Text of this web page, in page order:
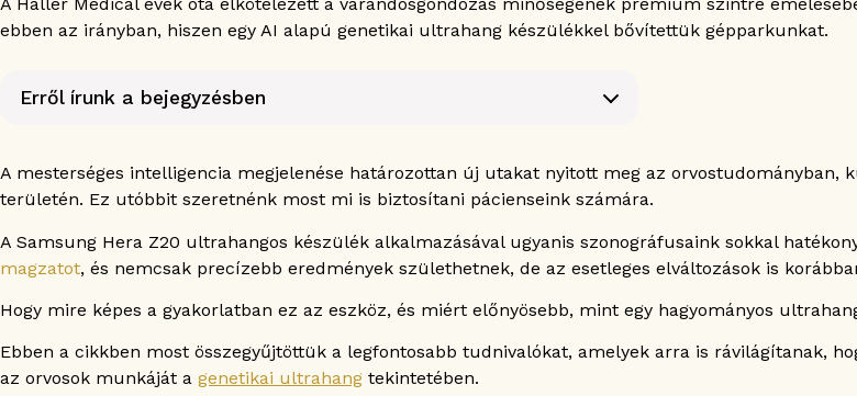
ebben az irányban, hiszen egy AI alapú genetikai ultrahang készülékkel bővítettük gépparkunkat.
Erről írunk a bejegyzésben
Az AI megtámogatja a munkafolyamatok és a diagnosztika pontosságát
Valós idejű, automatizált mérés és osztályozás
Segít a rejtett struktúrák kiemelésében
Térbeli anatómiai megjelenítés – belső struktúrák esetén is
Még a magzat arcát is rekonstruálja
Daganatos elváltozások feltárása
Mióma és endometriózis diagnózisának pontosítása
A mesterséges intelligencia megjelenése határozottan új utakat nyitott meg az orvostudományban,
területén. Ez utóbbit szeretnénk most mi is biztosítani pácienseink számára.
A Samsung Hera Z20 ultrahangos készülék alkalmazásával ugyanis szonográfusaink sokkal
magzatot, és nemcsak precízebb eredmények születhetnek, de az esetleges elváltozások is
Hogy mire képes a gyakorlatban ez az eszköz, és miért előnyösebb, mint egy hagyományos
Ebben a cikkben most összegyűjtöttük a legfontosabb tudnivalókat, amelyek arra is rávilágítanak,
az orvosok munkáját a genetikai ultrahang tekintetében.